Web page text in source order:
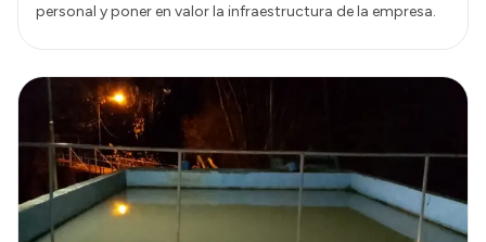
personal y poner en valor la infraestructura de la empresa.